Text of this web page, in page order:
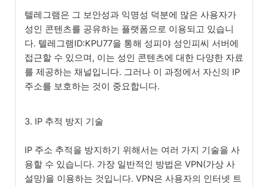
텔레그램은 그 보안성과 익명성 덕분에 많은 사용자가
성인 콘텐츠를 공유하는 플랫폼으로 이용되고 있습니
다. 텔레그램ID:KPU77을 통해 성피야 성인피씨 서버에
접근할 수 있으며, 이는 성인 콘텐츠에 대한 다양한 자료
를 제공하는 채널입니다. 그러나 이 과정에서 자신의 IP
주소를 보호하는 것이 중요합니다.
3. IP 추적 방지 기술
IP 주소 추적을 방지하기 위해서는 여러 가지 기술을 사
용할 수 있습니다. 가장 일반적인 방법은 VPN(가상 사
설망)을 이용하는 것입니다. VPN은 사용자의 인터넷 트